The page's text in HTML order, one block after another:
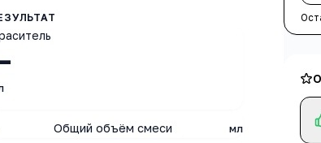
Общий объём смеси мл